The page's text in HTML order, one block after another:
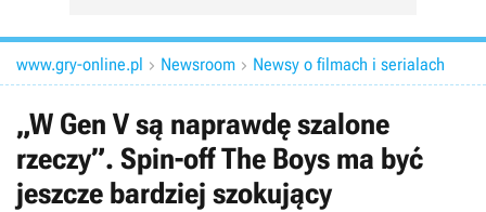
www.gry-online.pl  Newsroom  Newsy o filmach i serialach
„W Gen V są naprawdę szalone
rzeczy”. Spin-off The Boys ma być
jeszcze bardziej szokujący